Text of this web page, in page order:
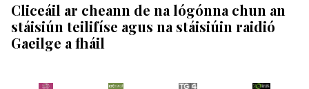
Cliceáil ar cheann de na lógónna chun an
stáisiún teilifíse agus na stáisiúin raidió
Gaeilge a fháil